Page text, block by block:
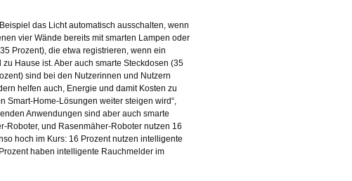
das Licht automatisch ausschalten, wenn
vier Wände bereits mit smarten Lampen oder
Prozent), die etwa registrieren, wenn ein
Hause ist. Aber auch smarte Steckdosen (35
sind bei den Nutzerinnen und Nutzern
helfen auch, Energie und damit Kosten zu
Smart-Home-Lösungen weiter steigen wird“,
Anwendungen sind aber auch smarte
Roboter, und Rasenmäher-Roboter nutzen 16
hoch im Kurs: 16 Prozent nutzen intelligente
haben intelligente Rauchmelder im